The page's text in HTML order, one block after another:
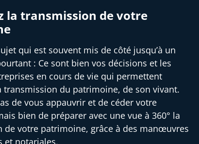
la transmission de votre
qui est souvent mis de côté jusqu’à un
: Ce sont bien vos décisions et les
en cours de vie qui permettent
transmission du patrimoine, de son vivant.
de vous appauvrir et de céder votre
bien de préparer avec une vue à 360° la
de votre patrimoine, grâce à des manœuvres
et notariales.